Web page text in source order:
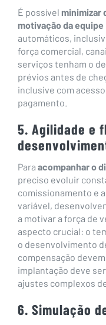
É possível minimizar
motivação da equipe
automáticos,
força comercial,
serviços tenham o
prévios antes de
inclusive com
pagamento.
5. Agilidade e
Para acompanhar o
preciso evoluir
comissionamento e
variável,
a motivar a força de
aspecto crucial: o
o desenvolvimento
compensação
implantação deve
ajustes complexos
6. Simulação